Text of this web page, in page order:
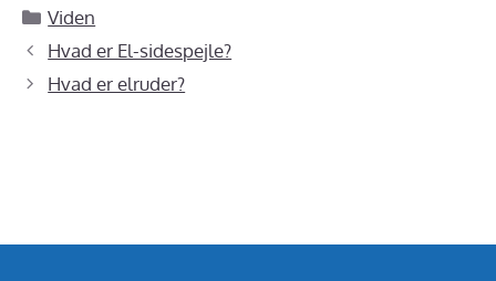
Kategorier
Viden
Hvad er El-sidespejle?
Hvad er elruder?